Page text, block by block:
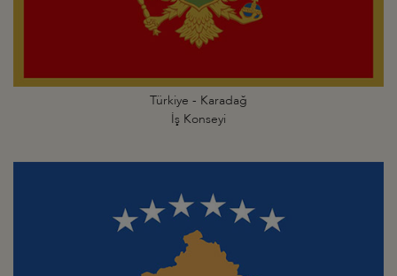
Türkiye - Karadağ
İş Konseyi